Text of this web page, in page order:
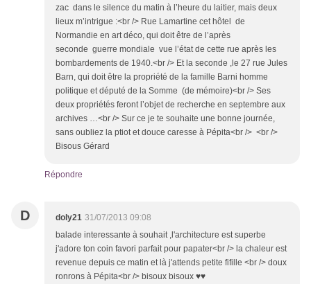
zac dans le silence du matin à l’heure du laitier, mais deux
lieux m’intrigue :<br /> Rue Lamartine cet hôtel de
Normandie en art déco, qui doit être de l’après
seconde guerre mondiale vue l’état de cette rue après les
bombardements de 1940.<br /> Et la seconde ,le 27 rue Jules
Barn, qui doit être la propriété de la famille Barni homme
politique et député de la Somme (de mémoire)<br /> Ses
deux propriétés feront l’objet de recherche en septembre aux
archives …<br /> Sur ce je te souhaite une bonne journée,
sans oubliez la ptiot et douce caresse à Pépita<br /> <br />
Bisous Gérard
Répondre
D doly21 31/07/2013 09:08
balade interessante à souhait ,l'architecture est superbe
j'adore ton coin favori parfait pour papater<br /> la chaleur est
revenue depuis ce matin et là j'attends petite fifille <br /> doux
ronrons à Pépita<br /> bisoux bisoux ♥♥